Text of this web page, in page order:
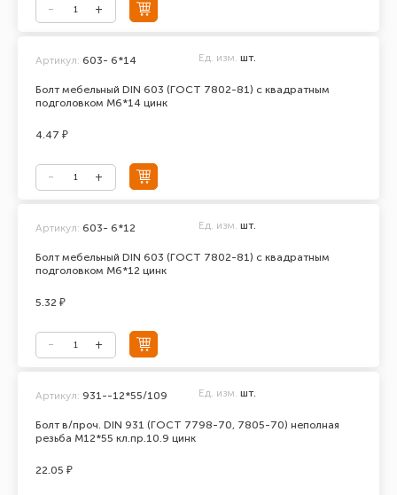
Болт мебельный DIN 603 (ГОСТ 7802-81) с квадратным
подголовком М6*14 цинк
Артикул: 603- 6*14 Ед. изм. шт.
4.47 ₽
Болт мебельный DIN 603 (ГОСТ 7802-81) с квадратным
подголовком М6*12 цинк
Артикул: 603- 6*12 Ед. изм. шт.
5.32 ₽
Болт в/проч. DIN 931 (ГОСТ 7798-70, 7805-70) неполная
резьба М12*55 кл.пр.10.9 цинк
Артикул: 931--12*55/109 Ед. изм. шт.
22.05 ₽